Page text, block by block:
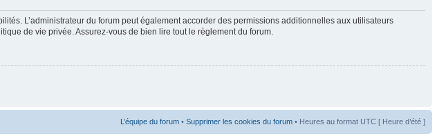
L’administrateur du forum peut également accorder des permissions additionnelles aux utilisateurs
de vie privée. Assurez-vous de bien lire tout le règlement du forum.
L’équipe du forum • Supprimer les cookies du forum • Heures au format UTC [ Heure d’été ]